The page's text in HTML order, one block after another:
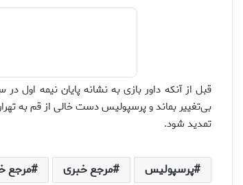
بی‌تغییر بماند و پرسپولیس دست خالی از قم به
تمدید شود.
پرسپولیس مرجع خبری مرجع